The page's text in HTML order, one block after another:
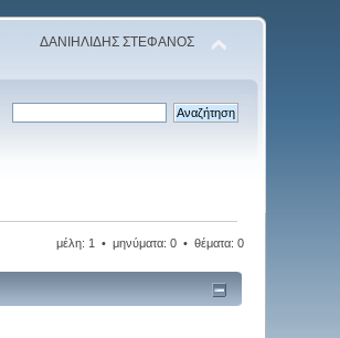
ΔΑΝΙΗΛΙΔΗΣ ΣΤΕΦΑΝΟΣ
μέλη: 1 • μηνύματα: 0 • θέματα: 0